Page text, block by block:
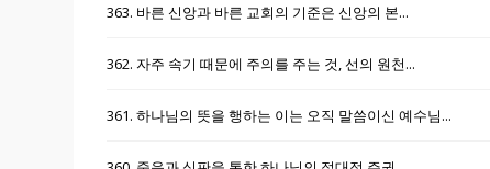
363. 바른 신앙과 바른 교회의 기준은 신앙의 본...
362. 자주 속기 때문에 주의를 주는 것, 선의 원천...
361. 하나님의 뜻을 행하는 이는 오직 말씀이신 예수님...